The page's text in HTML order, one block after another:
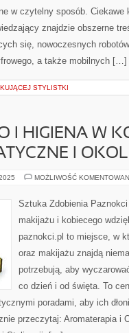
w czytelny sposób.
znajdzie obszerne
się, nowoczesnych
a także mobilnych […]
STYLISTKI
I HIGIENA W
I
MOŻLIWOŚĆ
Sztuka Zdobienia
makijażu i kobiecego
paznokci.pl to miejsce, w
oraz makijażu znajdą
potrzebują, aby
co dzień i od święta. To
poradami, aby ich
przeczytaj: Aromaterapia i